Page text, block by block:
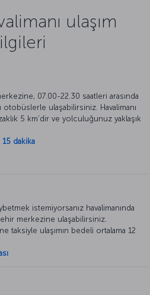
ulaşım
07.00-22.30 saatleri arasında
ulaşabilirsiniz. Havalimanı
5 km’dir ve yolculuğunuz yaklaşık
15 dakika
istemiyorsanız havalimanında
merkezine ulaşabilirsiniz.
taksiyle ulaşımın bedeli ortalama 12